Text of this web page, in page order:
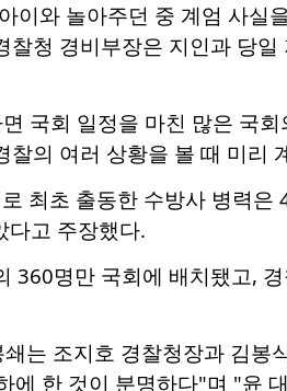
이와 놀아주던 중 계엄 사실
청 경비부장은 지인과 당
국회 일정을 마친 많은 국
찰의 여러 상황을 볼 때 미
최초 출동한 수방사 병력
다고 주장했다.
360명만 국회에 배치됐고,
는 조지호 경찰청장과 김봉
에 한 것이 분명하다"며 "윤